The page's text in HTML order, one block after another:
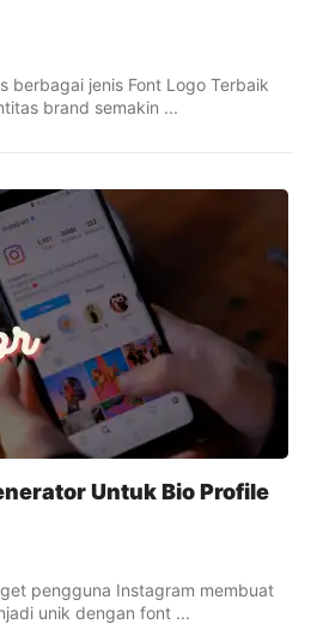
berbagai jenis Font Logo Terbaik
brand semakin ...
Untuk Bio Profile
pengguna Instagram membuat
unik dengan font ...